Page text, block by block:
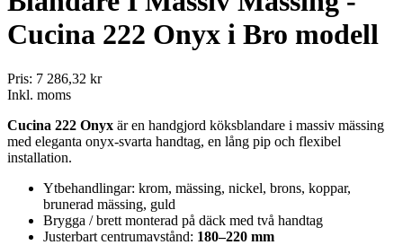
Cucina 222 Onyx i Bro modell
Pris: 7 286,32 kr
Inkl. moms
Cucina 222 Onyx är en handgjord köksblandare i massiv mässing
med eleganta onyx-svarta handtag, en lång pip och flexibel
installation.
Ytbehandlingar: krom, mässing, nickel, brons, koppar,
brunerad mässing, guld
Brygga / brett monterad på däck med två handtag
Justerbart centrumavstånd: 180–220 mm